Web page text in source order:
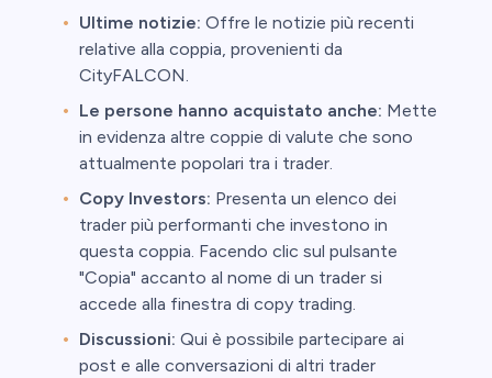
Ultime notizie: Offre le notizie più recenti
relative alla coppia, provenienti da
CityFALCON.
Le persone hanno acquistato anche: Mette
in evidenza altre coppie di valute che sono
attualmente popolari tra i trader.
Copy Investors: Presenta un elenco dei
trader più performanti che investono in
questa coppia. Facendo clic sul pulsante
"Copia" accanto al nome di un trader si
accede alla finestra di copy trading.
Discussioni: Qui è possibile partecipare ai
post e alle conversazioni di altri trader